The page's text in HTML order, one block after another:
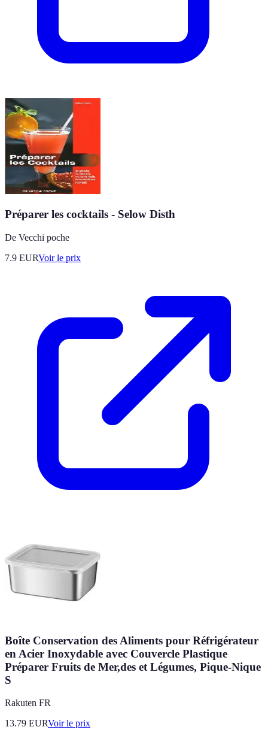
Préparer les cocktails - Selow Disth
De Vecchi poche
7.9 EURVoir le prix
Boîte Conservation des Aliments pour Réfrigérateur
en Acier Inoxydable avec Couvercle Plastique
Préparer Fruits de Mer,des et Légumes, Pique-Nique
S
Rakuten FR
13.79 EURVoir le prix